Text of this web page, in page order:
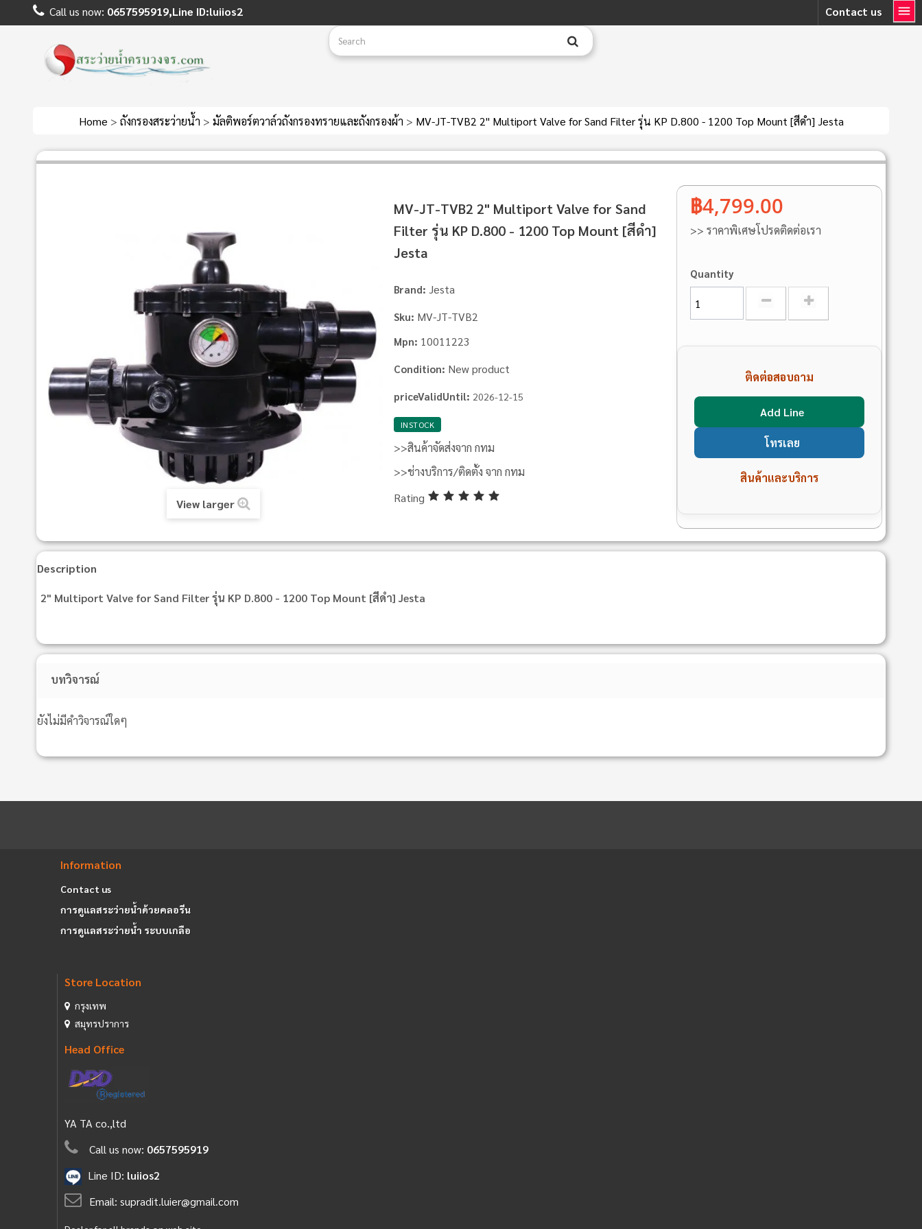
Contact us
Call us now: 0657595919,Line ID:luiios2
Home > ถังกรองสระว่ายน้ำ > มัลติพอร์ตวาล์วถังกรองทรายและถังกรองผ้า > MV-JT-TVB2 2" Multiport Valve for Sand Filter รุ่น KP D.800 - 1200 Top Mount [สีดํา] Jesta
View larger
MV-JT-TVB2 2" Multiport Valve for Sand
Filter รุ่น KP D.800 - 1200 Top Mount [สีดํา]
Jesta
Brand: Jesta
Sku: MV-JT-TVB2
Mpn: 10011223
Condition: New product
priceValidUntil: 2026-12-15
INSTOCK
>>สินค้าจัดส่งจาก กทม
>>ช่างบริการ/ติดตั้ง จาก กทม
Rating
฿4,799.00
>> ราคาพิเศษโปรดติดต่อเรา
Quantity
ติดต่อสอบถาม
Add Line
โทรเลย
สินค้าและบริการ
Description
2" Multiport Valve for Sand Filter รุ่น KP D.800 - 1200 Top Mount [สีดํา] Jesta
บทวิจารณ์
ยังไม่มีคำวิจารณ์ใดๆ
Information
Contact us
การดูแลสระว่ายน้ำด้วยคลอรีน
การดูแลสระว่ายน้ำ ระบบเกลือ
Store Location
กรุงเทพ
สมุทรปราการ
Head Office
YA TA co.,ltd
Call us now: 0657595919
Line ID: luiios2
Email: supradit.luier@gmail.com